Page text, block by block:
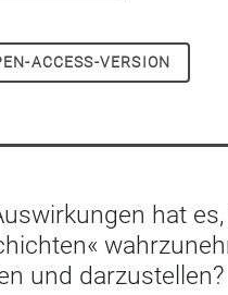
ACCESS-VERSION
hat
und darzustellen?